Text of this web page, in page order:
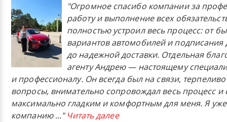
"Огромное спасибо компании за
работу и выполнение всех
полностью устроил весь процесс: от
вариантов автомобилей и подписания
до надежной доставки. Отдельная
агенту Андрею — настоящему
и профессионалу. Он всегда был на связи,
вопросы, внимательно сопровождал весь процесс и
максимально гладким и комфортным для меня. Я
компанию..." Читать далее